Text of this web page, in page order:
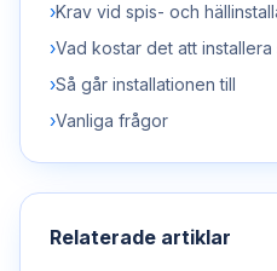
›Krav vid spis- och
›Vad kostar det att installera
›Så går installationen till
›Vanliga frågor
Relaterade artiklar